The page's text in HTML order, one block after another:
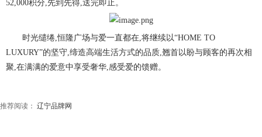
52,000积分,先到先得,送完即止。
时光缱绻,恒隆广场与爱一直都在,将继续以“HOME TO
LUXURY”的坚守,缔造高端生活方式的品质,翘首以盼与顾客的再次相
聚,在满满的爱意中享受奢华,感受爱的馈赠。
推荐阅读： 辽宁品牌网